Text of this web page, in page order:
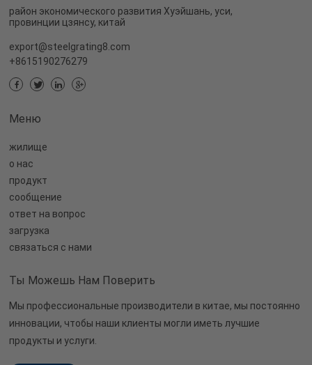
район экономического развития Хуэйшань, уси,
провинции цзянсу, китай
export@steelgrating8.com
+8615190276279
Меню
жилище
о нас
продукт
сообщение
ответ на вопрос
загрузка
связаться с нами
Ты Можешь Нам Поверить
Мы профессиональные производители в китае, мы постоянно
инновации, чтобы наши клиенты могли иметь лучшие
продукты и услуги.